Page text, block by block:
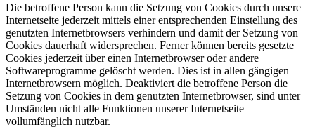
Die betroffene Person kann die Setzung von Cookies durch unsere
Internetseite jederzeit mittels einer entsprechenden Einstellung des
genutzten Internetbrowsers verhindern und damit der Setzung von
Cookies dauerhaft widersprechen. Ferner können bereits gesetzte
Cookies jederzeit über einen Internetbrowser oder andere
Softwareprogramme gelöscht werden. Dies ist in allen gängigen
Internetbrowsern möglich. Deaktiviert die betroffene Person die
Setzung von Cookies in dem genutzten Internetbrowser, sind unter
Umständen nicht alle Funktionen unserer Internetseite
vollumfänglich nutzbar.